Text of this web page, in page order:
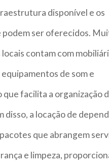
disponível e os
podem ser oferecidos.
locais contam com
de som e
que facilita a organização
disso, a locação de
que abrangem
e limpeza,